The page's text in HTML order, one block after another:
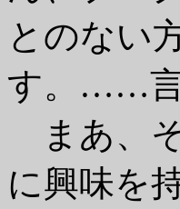
とのない
す。……言
まあ、
に興味を